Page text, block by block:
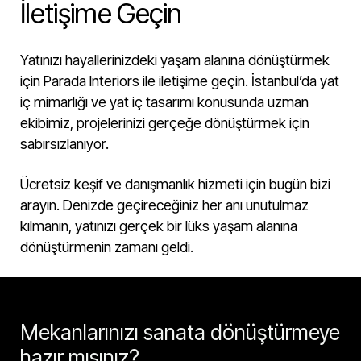
İletişime Geçin
Yatınızı hayallerinizdeki yaşam alanına dönüştürmek
için Parada Interiors ile iletişime geçin. İstanbul’da yat
iç mimarlığı ve yat iç tasarımı konusunda uzman
ekibimiz, projelerinizi gerçeğe dönüştürmek için
sabırsızlanıyor.
Ücretsiz keşif ve danışmanlık hizmeti için bugün bizi
arayın. Denizde geçireceğiniz her anı unutulmaz
kılmanın, yatınızı gerçek bir lüks yaşam alanına
dönüştürmenin zamanı geldi.
Mekanlarınızı sanata dönüştürmeye